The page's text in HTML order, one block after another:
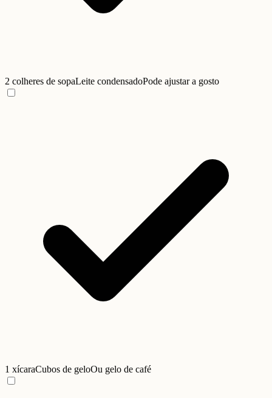
2 colheres de sopaLeite condensadoPode ajustar a gosto
1 xícaraCubos de geloOu gelo de café